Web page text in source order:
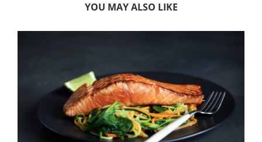
YOU MAY ALSO LIKE